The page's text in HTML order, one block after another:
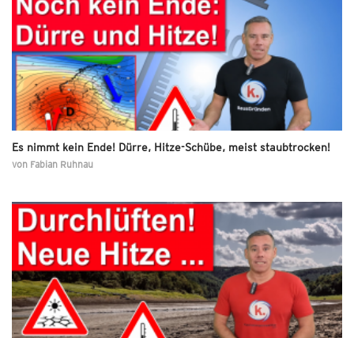
Es nimmt kein Ende! Dürre, Hitze-Schübe, meist staubtrocken!
von Fabian Ruhnau